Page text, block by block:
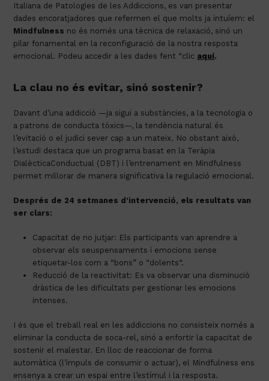
Italiana de Patologies de les Addiccions, es van presentar
dades encoratjadores que refermen el que molts ja intuíem: el
Mindfulness no és només unatècnica de relaxació, sinó un
pilarfonamental en la reconfiguració de la nostra resposta
emocional. Podeu accedir a les dades fent “clic aquí.
La clau no és evitar, sinó sostenir?
Davant d’una addicció —ja sigui a substàncies, a latecnologia o
a patrons de conductatòxics—, latendència natural és
l’evitació o el judici sever cap a un mateix. No obstant això,
l’estudi destaca que un programa basat en la Teràpia
DialècticaConductual (DBT) i l’entrenament en Mindfulness
permet millorar de manera significativa la regulació emocional.
Després de 24 setmanes d’intervenció, els resultats van
ser clars:
Capacitat de no jutjar: Els participants van aprendre a
observar els seuspensaments i emocions sense
etiquetar-los com a “bons” o “dolents“.
Reducció de la reactivitat: Es va observar una disminució
dràstica de les dificultats per gestionar les emocions
intenses.
I és que eltreball real en les addiccions no consisteix només a
eliminar la conducta de soca-rel , sinó a enfortir la capacitat de
sostenir el malestar. En lloc de reaccionar de forma
automàtica (l’impuls de consumir o actuar), el Mindfulness ens
ensenya a crear un espai entre l’estímul i la resposta.